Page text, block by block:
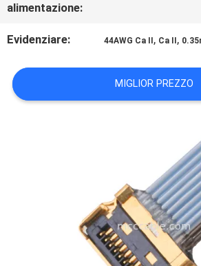
CHIEDI
UN
PREVENTIVO
alimentazione:
Evidenziare: 44AWG Ca II , Ca II ,
MIGLIOR PREZZO